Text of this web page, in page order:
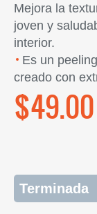
Mejora la
joven y
interior.
Es un
creado con
$49.00
Terminada